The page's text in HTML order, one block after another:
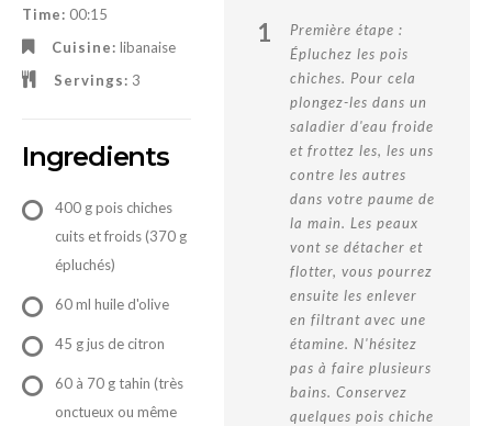
Time: 00:15
Cuisine: libanaise
Servings: 3
Ingredients
400 g pois chiches
cuits et froids (370 g
épluchés)
60 ml huile d'olive
45 g jus de citron
60 à 70 g tahin (très
onctueux ou même
1
Première étape :
Épluchez les pois
chiches. Pour cela
plongez-les dans un
saladier d'eau froide
et frottez les, les uns
contre les autres
dans votre paume de
la main. Les peaux
vont se détacher et
flotter, vous pourrez
ensuite les enlever
en filtrant avec une
étamine. N'hésitez
pas à faire plusieurs
bains. Conservez
quelques pois chiche